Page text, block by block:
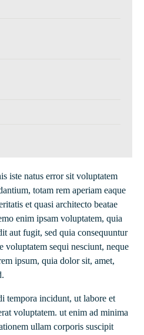
iste natus error sit voluptatem
totam rem aperiam eaque
et quasi architecto beatae
enim ipsam voluptatem, quia
aut fugit, sed quia consequuntur
voluptatem sequi nesciunt, neque
ipsum, quia dolor sit, amet,
tempora incidunt, ut labore et
voluptatem. ut enim ad minima
ullam corporis suscipit